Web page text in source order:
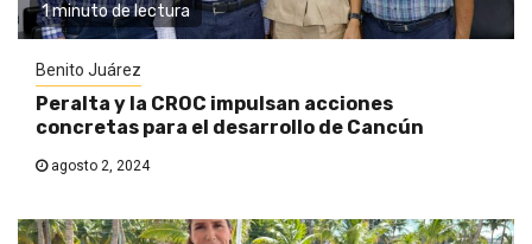
1 minuto de lectura
Benito Juárez
Peralta y la CROC impulsan acciones
concretas para el desarrollo de Cancún
agosto 2, 2024